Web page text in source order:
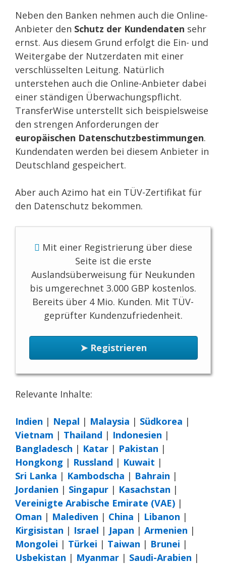
Neben den Banken nehmen auch die Online-
Anbieter den Schutz der Kundendaten sehr
ernst. Aus diesem Grund erfolgt die Ein- und
Weitergabe der Nutzerdaten mit einer
verschlüsselten Leitung. Natürlich
unterstehen auch die Online-Anbieter dabei
einer ständigen Überwachungspflicht.
TransferWise unterstellt sich beispielsweise
den strengen Anforderungen der
europäischen Datenschutzbestimmungen.
Kundendaten werden bei diesem Anbieter in
Deutschland gespeichert.
Aber auch Azimo hat ein TÜV-Zertifikat für
den Datenschutz bekommen.
Mit einer Registrierung über diese
Seite ist die erste
Auslandsüberweisung für Neukunden
bis umgerechnet 3.000 GBP kostenlos.
Bereits über 4 Mio. Kunden. Mit TÜV-
geprüfter Kundenzufriedenheit.
➤ Registrieren
Relevante Inhalte:
Indien | Nepal | Malaysia | Südkorea |
Vietnam | Thailand | Indonesien |
Bangladesch | Katar | Pakistan |
Hongkong | Russland | Kuwait |
Sri Lanka | Kambodscha | Bahrain |
Jordanien | Singapur | Kasachstan |
Vereinigte Arabische Emirate (VAE) |
Oman | Malediven | China | Libanon |
Kirgisistan | Israel | Japan | Armenien |
Mongolei | Türkei | Taiwan | Brunei |
Usbekistan | Myanmar | Saudi-Arabien |